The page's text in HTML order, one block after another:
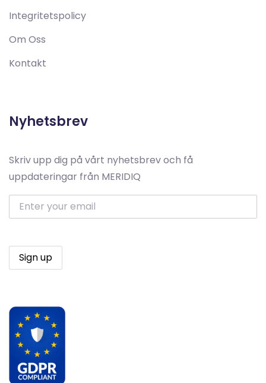
Integritetspolicy
Om Oss
Kontakt
Nyhetsbrev
Skriv upp dig på vårt nyhetsbrev och få
uppdateringar från MERIDIQ